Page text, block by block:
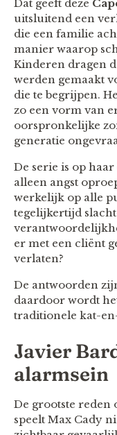
Dat geeft deze
uitsluitend een
die een familie
manier waarop
Kinderen dragen
werden gemaakt
die te begrijpen.
zo een vorm van
oorspronkelijke
generatie
De serie is op
alleen angst
werkelijk op alle
tegelijkertijd
er met een cliënt
verlaten?
De antwoorden
daardoor wordt
traditionele kat-
Javier
alarmsein
De grootste reden
speelt Max Cady